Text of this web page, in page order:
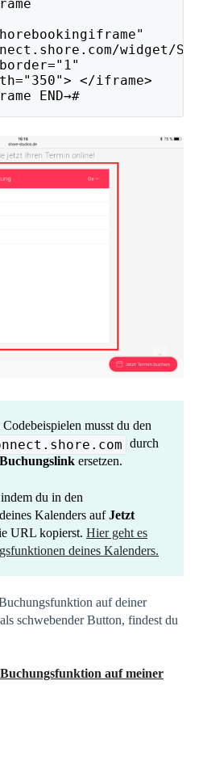
widget/
</iframe>
END→#
musst du den
durch
ersetzen.
du in den
Kalenders aufJetzt
URL kopierst. Hier geht es
deines Kalenders.
auf deiner
schwebender Button, findest du
auf meiner